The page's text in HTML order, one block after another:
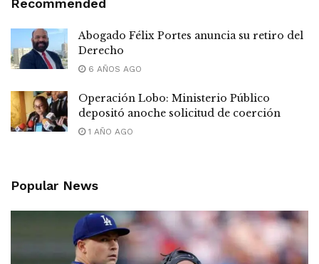
Recommended
Abogado Félix Portes anuncia su retiro del
Derecho
6 AÑOS AGO
Operación Lobo: Ministerio Público
depositó anoche solicitud de coerción
1 AÑO AGO
Popular News